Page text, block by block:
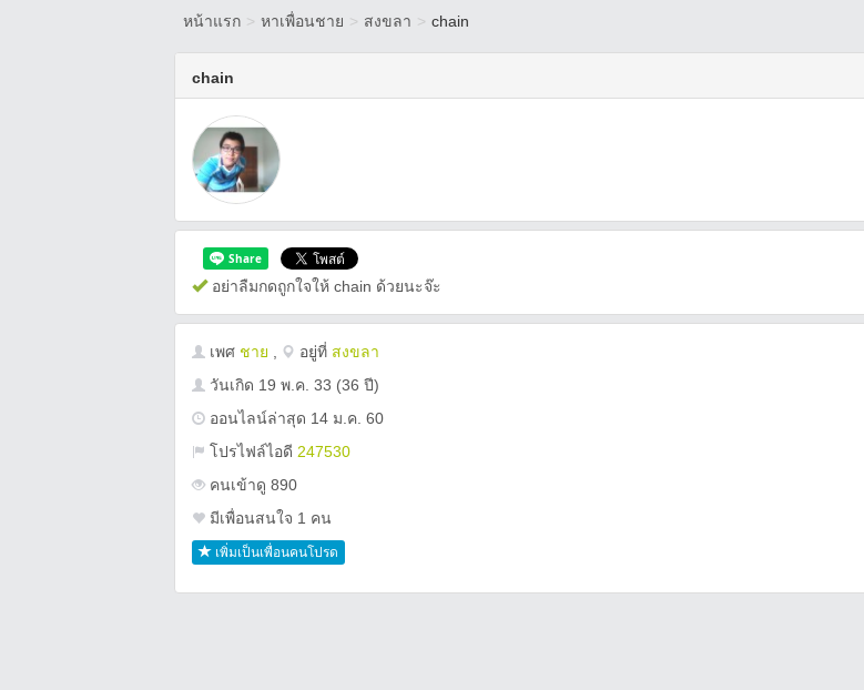
หน้าแรก > หาเพื่อนชาย > สงขลา > chain
chain
อย่าลืมกดถูกใจให้ chain ด้วยนะจ๊ะ
เพศ ชาย อยู่ที่ สงขลา
วันเกิด 19 พ.ค. 33 (36 ปี)
ออนไลน์ล่าสุด 14 ม.ค. 60
โปรไฟล์ไอดี 247530
คนเข้าดู 890
มีเพื่อนสนใจ 1 คน
เพิ่มเป็นเพื่อนคนโปรด